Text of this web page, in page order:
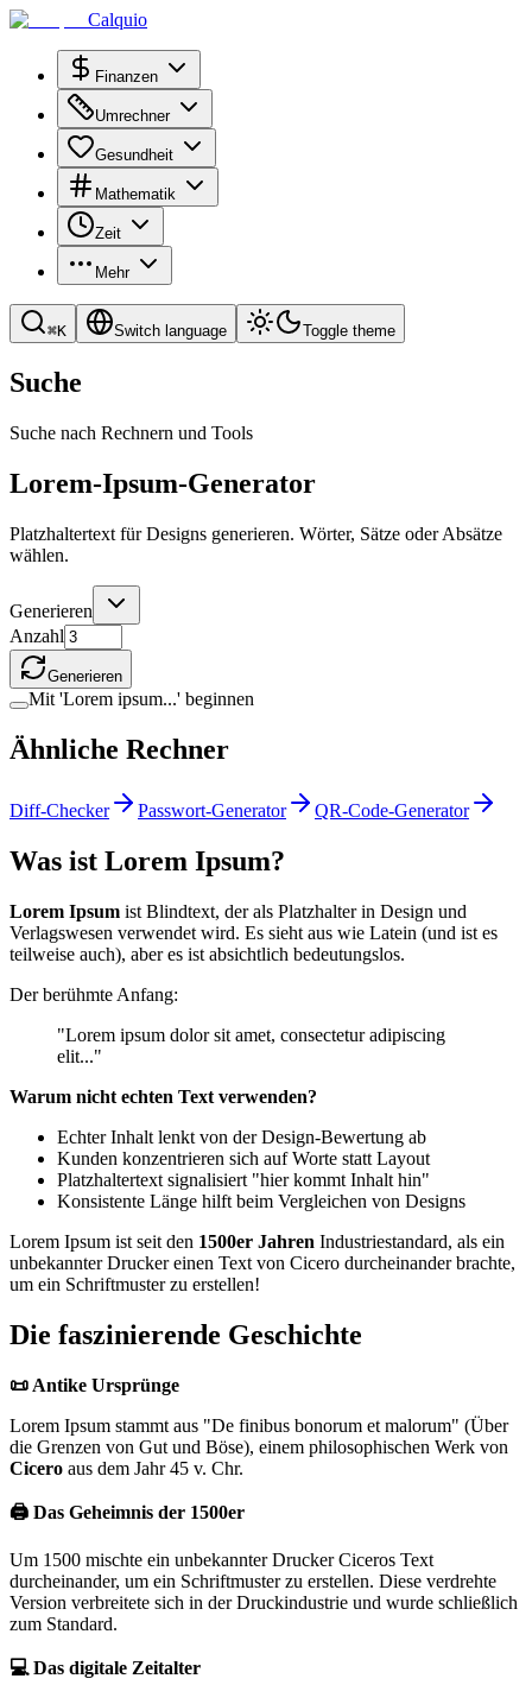
Calquio
Finanzen
Umrechner
Gesundheit
Mathematik
Zeit
Mehr
⌘K Switch language Toggle theme
Suche
Suche nach Rechnern und Tools
Lorem-Ipsum-Generator
Platzhaltertext für Designs generieren. Wörter, Sätze oder Absätze
wählen.
Generieren
Anzahl
Generieren
Mit 'Lorem ipsum...' beginnen
Ähnliche Rechner
Diff-Checker Passwort-Generator QR-Code-Generator
Was ist Lorem Ipsum?
Lorem Ipsum ist Blindtext, der als Platzhalter in Design und
Verlagswesen verwendet wird. Es sieht aus wie Latein (und ist es
teilweise auch), aber es ist absichtlich bedeutungslos.
Der berühmte Anfang:
"Lorem ipsum dolor sit amet, consectetur adipiscing
elit..."
Warum nicht echten Text verwenden?
Echter Inhalt lenkt von der Design-Bewertung ab
Kunden konzentrieren sich auf Worte statt Layout
Platzhaltertext signalisiert "hier kommt Inhalt hin"
Konsistente Länge hilft beim Vergleichen von Designs
Lorem Ipsum ist seit den 1500er Jahren Industriestandard, als ein
unbekannter Drucker einen Text von Cicero durcheinander brachte,
um ein Schriftmuster zu erstellen!
Die faszinierende Geschichte
📜 Antike Ursprünge
Lorem Ipsum stammt aus "De finibus bonorum et malorum" (Über
die Grenzen von Gut und Böse), einem philosophischen Werk von
Cicero aus dem Jahr 45 v. Chr.
🖨️ Das Geheimnis der 1500er
Um 1500 mischte ein unbekannter Drucker Ciceros Text
durcheinander, um ein Schriftmuster zu erstellen. Diese verdrehte
Version verbreitete sich in der Druckindustrie und wurde schließlich
zum Standard.
💻 Das digitale Zeitalter